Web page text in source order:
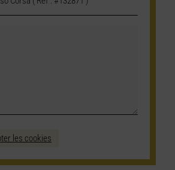
les cookies